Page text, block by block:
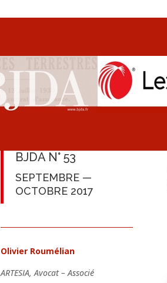
BJDA N° 53
SEPTEMBRE —
OCTOBRE 2017
Olivier Roumélian
ARTESIA, Avocat – Associé